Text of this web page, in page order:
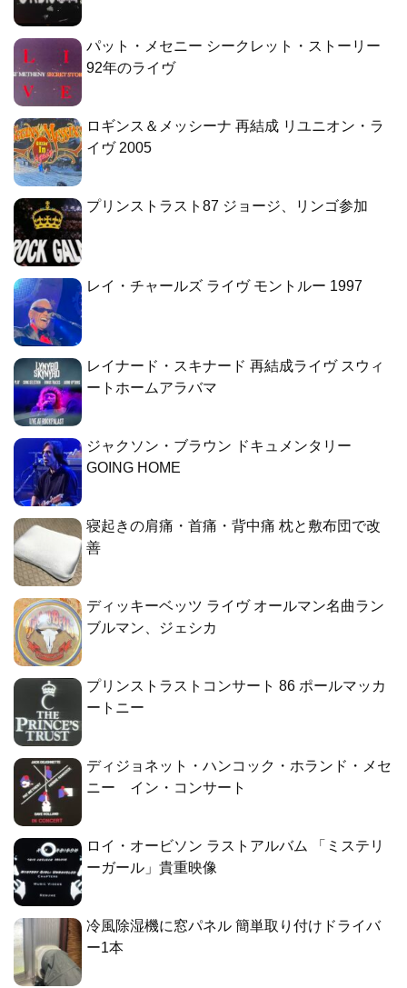
パット・メセニー シークレット・ストーリー
92年のライヴ
ロギンス＆メッシーナ 再結成 リユニオン・ラ
イヴ 2005
プリンストラスト87 ジョージ、リンゴ参加
レイ・チャールズ ライヴ モントルー 1997
レイナード・スキナード 再結成ライヴ スウィ
ートホームアラバマ
ジャクソン・ブラウン ドキュメンタリー
GOING HOME
寝起きの肩痛・首痛・背中痛 枕と敷布団で改
善
ディッキーベッツ ライヴ オールマン名曲ラン
ブルマン、ジェシカ
プリンストラストコンサート 86 ポールマッカ
ートニー
ディジョネット・ハンコック・ホランド・メセ
ニー イン・コンサート
ロイ・オービソン ラストアルバム 「ミステリ
ーガール」貴重映像
冷風除湿機に窓パネル 簡単取り付けドライバ
ー1本